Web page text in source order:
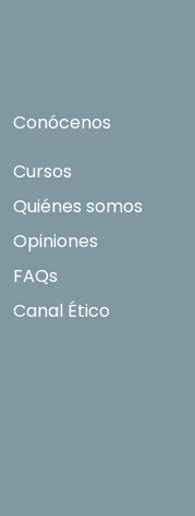
Conócenos
Cursos
Quiénes somos
Opiniones
FAQs
Canal Ético